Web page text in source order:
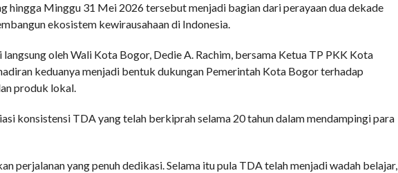
hingga Minggu 31 Mei 2026 tersebut menjadi bagian dari perayaan dua dekade
ekosistem kewirausahaan di Indonesia.
oleh Wali Kota Bogor, Dedie A. Rachim, bersama Ketua TP PKK Kota
keduanya menjadi bentuk dukungan Pemerintah Kota Bogor terhadap
produk lokal.
konsistensi TDA yang telah berkiprah selama 20 tahun dalam mendampingi para
perjalanan yang penuh dedikasi. Selama itu pula TDA telah menjadi wadah belajar,